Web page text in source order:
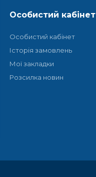
Особистий кабінет
Особистий кабінет
Історія замовлень
Мої закладки
Розсилка новин